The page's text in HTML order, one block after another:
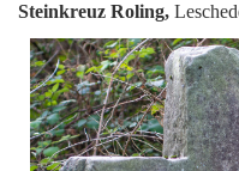
Steinkreuz Roling,